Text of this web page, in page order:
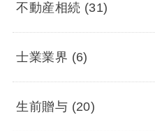
不動産相続 (31)
士業業界 (6)
生前贈与 (20)